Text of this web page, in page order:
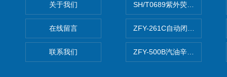
关于我们
在线留言
联系我们
SH/T0689紫外荧光测硫仪
ZFY-261C自动闭口闪点测定
ZFY-500B汽油辛烷值测定仪